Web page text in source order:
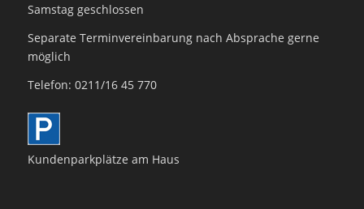
Samstag geschlossen
Separate Terminvereinbarung nach Absprache gerne
möglich
Telefon: 0211/16 45 770
Kundenparkplätze am Haus